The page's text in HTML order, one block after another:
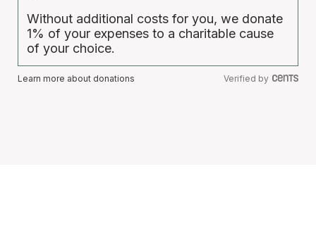
Without additional costs for you, we donate
1% of your expenses to a charitable cause
of your choice.
Learn more about donations Verified by